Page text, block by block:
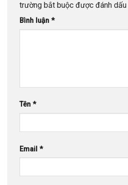
trường bắt buộc được đánh dấu
Bình luận *
Tên *
Email *